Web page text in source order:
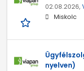
02.08.2026,
Miskolc
nyelven)